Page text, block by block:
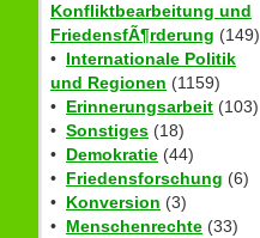
Konfliktbearbeitung und
FriedensfÃ¶rderung (149)
• Internationale Politik
und Regionen (1159)
• Erinnerungsarbeit (103)
• Sonstiges (18)
• Demokratie (44)
• Friedensforschung (6)
• Konversion (3)
• Menschenrechte (33)